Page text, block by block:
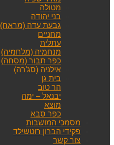
מטולה
בני יהודה
גבעת עדה (מראח)
מחניים
עתלית
מנחמיה (מלחמיה)
כפר תבור (מסחה)
אילניה (סג'רה)
בית גן
הר טוב
יבנאל – ימה
מוצא
כפר סבא
מסמכי המושבות
פקידי הברון רוטשילד
צור קשר